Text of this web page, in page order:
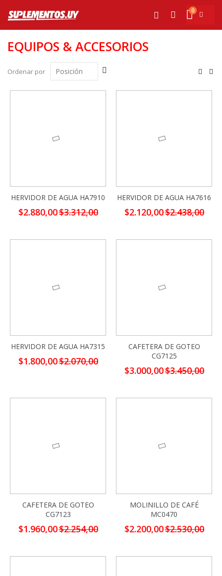
al
contenido
Mi cesta
0
Buscar
EQUIPOS & ACCESORIOS
Ordenar por
Ver
HERVIDOR DE AGUA HA7910
Precio
especial
$2.880,00$3.312,00
HERVIDOR DE AGUA HA7616
Precio
especial
$2.120,00$2.438,00
HERVIDOR DE AGUA HA7315
Precio
especial
$1.800,00$2.070,00
CAFETERA DE GOTEO
CG7125
Precio
especial
$3.000,00$3.450,00
CAFETERA DE GOTEO
CG7123
Precio
especial
$1.960,00$2.254,00
MOLINILLO DE CAFÉ
MC0470
Precio
especial
$2.200,00$2.530,00